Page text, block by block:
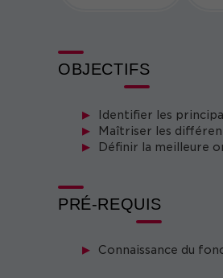
OBJECTIFS
Identifier les
Maîtriser les
Définir la meilleure
PRÉ-REQUIS
Connaissance du